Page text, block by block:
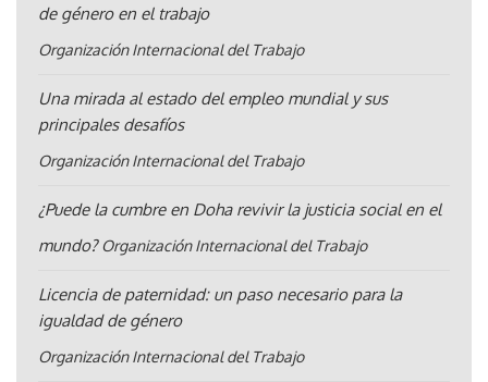
de género en el trabajo
Organización Internacional del Trabajo
Una mirada al estado del empleo mundial y sus
principales desafíos
Organización Internacional del Trabajo
¿Puede la cumbre en Doha revivir la justicia social en el
mundo? Organización Internacional del Trabajo
Licencia de paternidad: un paso necesario para la
igualdad de género
Organización Internacional del Trabajo